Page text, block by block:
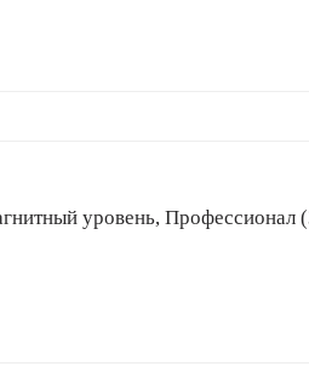
уровень, Профессионал